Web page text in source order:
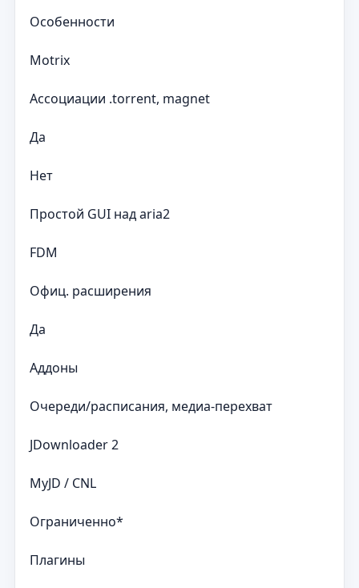
Особенности
Motrix
Ассоциации .torrent, magnet
Да
Нет
Простой GUI над aria2
FDM
Офиц. расширения
Да
Аддоны
Очереди/расписания, медиа-перехват
JDownloader 2
MyJD / CNL
Ограниченно*
Плагины